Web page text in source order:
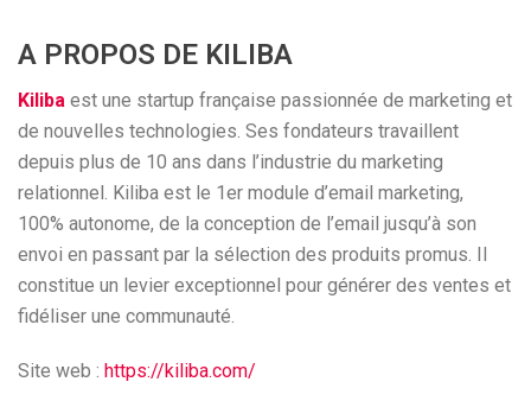
A PROPOS DE KILIBA
Kiliba est une startup française passionnée de marketing et
de nouvelles technologies. Ses fondateurs travaillent
depuis plus de 10 ans dans l’industrie du marketing
relationnel. Kiliba est le 1er module d’email marketing,
100% autonome, de la conception de l’email jusqu’à son
envoi en passant par la sélection des produits promus. Il
constitue un levier exceptionnel pour générer des ventes et
fidéliser une communauté.
Site web : https://kiliba.com/